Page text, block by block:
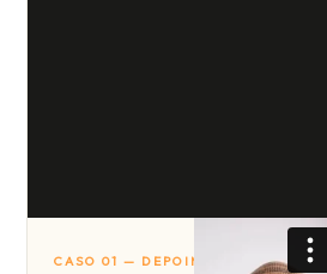
CASO 01 — DEPOIMENTO